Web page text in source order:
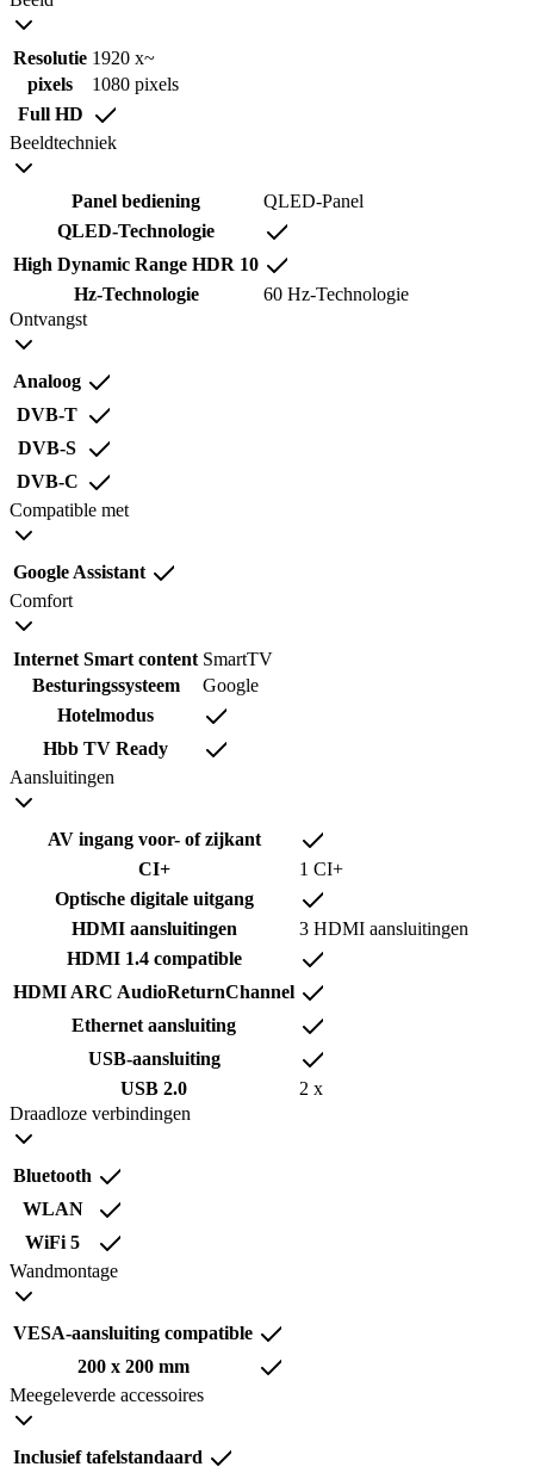
Resolutie 1920 x~
pixels
1080 pixels
Full HD
Beeldtechniek
Panel bediening
QLED-Panel
QLED-Technologie
High Dynamic Range HDR 10
Hz-Technologie
60 Hz-Technologie
Ontvangst
Analoog
DVB-T
DVB-S
DVB-C
Compatible met
Google Assistant
Comfort
Internet Smart content SmartTV
Besturingssysteem
Google
Hotelmodus
Hbb TV Ready
Aansluitingen
AV ingang voor- of zijkant
CI+
1 CI+
Optische digitale uitgang
HDMI aansluitingen
3 HDMI aansluitingen
HDMI 1.4 compatible
HDMI ARC AudioReturnChannel
Ethernet aansluiting
USB-aansluiting
USB 2.0
2 x
Draadloze verbindingen
Bluetooth
WLAN
WiFi 5
Wandmontage
VESA-aansluiting compatible
200 x 200 mm
Meegeleverde accessoires
Inclusief tafelstandaard